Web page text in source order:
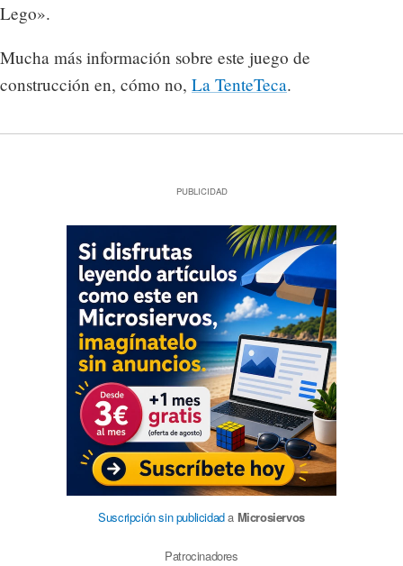
Lego».
Mucha más información sobre este juego de
construcción en, cómo no, La TenteTeca.
PUBLICIDAD
Suscripción sin publicidada Microsiervos
Patrocinadores